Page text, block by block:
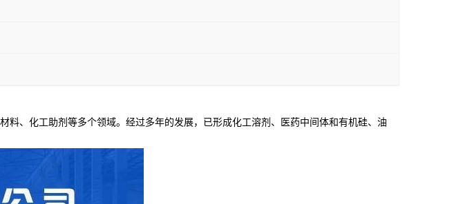
、化工助剂等多个领域。经过多年的发展，已形成化工溶剂、医药中间体和有机硅、油